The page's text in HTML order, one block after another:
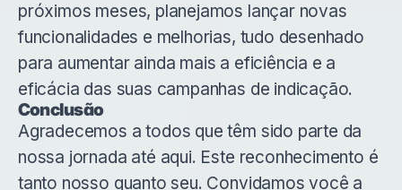
próximos meses, planejamos lançar novas
funcionalidades e melhorias, tudo desenhado
para aumentar ainda mais a eficiência e a
eficácia das suas campanhas de indicação.
Conclusão
Agradecemos a todos que têm sido parte da
nossa jornada até aqui. Este reconhecimento é
tanto nosso quanto seu. Convidamos você a